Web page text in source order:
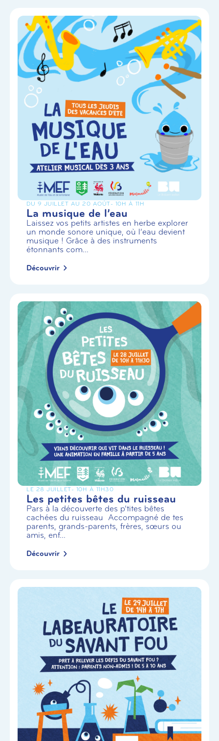
DU 9 JUILLET AU 20 AOÛT- 10H À 11H
La musique de l’eau
Laissez vos petits artistes en herbe explorer
un monde sonore unique, où l’eau devient
musique ! Grâce à des instruments
étonnants com...
Découvrir
LE 28 JUILLET- 10H À 11H30
Les petites bêtes du ruisseau
Pars à la découverte des p’tites bêtes
cachées du ruisseau Accompagné de tes
parents, grands-parents, frères, sœurs ou
amis, enf...
Découvrir